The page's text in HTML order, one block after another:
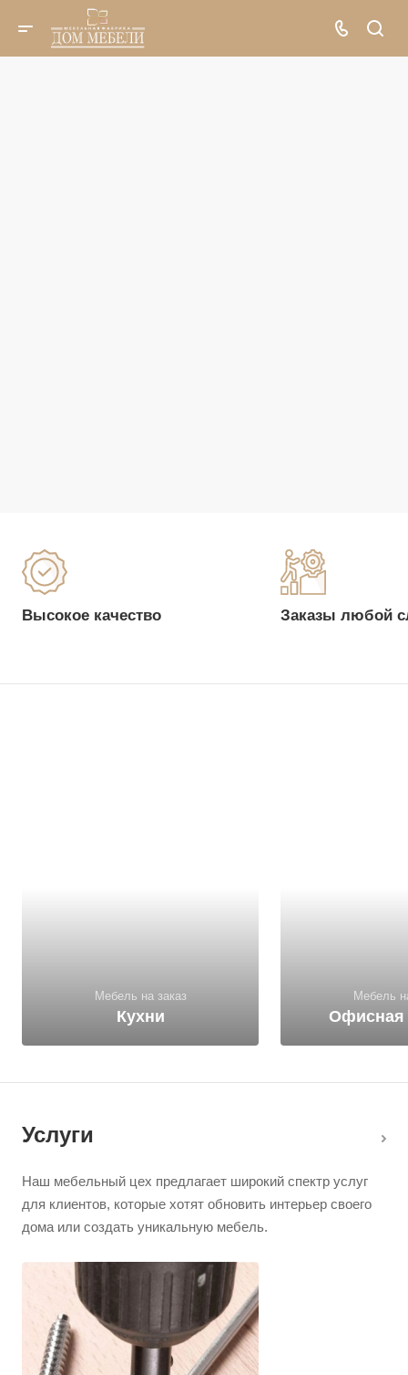
Высокое качество Заказы любой
Мебель на заказ
Кухни
Мебель
Офисная
Услуги
Наш мебельный цех предлагает широкий спектр услуг
для клиентов, которые хотят обновить интерьер своего
дома или создать уникальную мебель.